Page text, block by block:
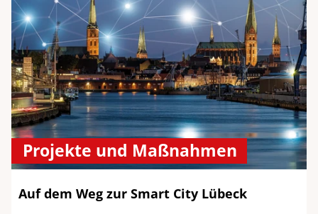
Projekte und Maßnahmen
Auf dem Weg zur Smart City Lübeck